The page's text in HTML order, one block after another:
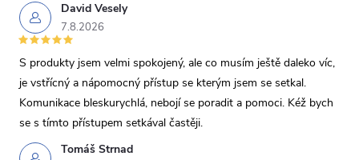
David Vesely
7.8.2026
Tomáš Strnad
S produkty jsem velmi spokojený, ale co musím ještě daleko víc,
je vstřícný a nápomocný přístup se kterým jsem se setkal.
Komunikace bleskurychlá, nebojí se poradit a pomoci. Kéž bych
se s tímto přístupem setkával častěji.